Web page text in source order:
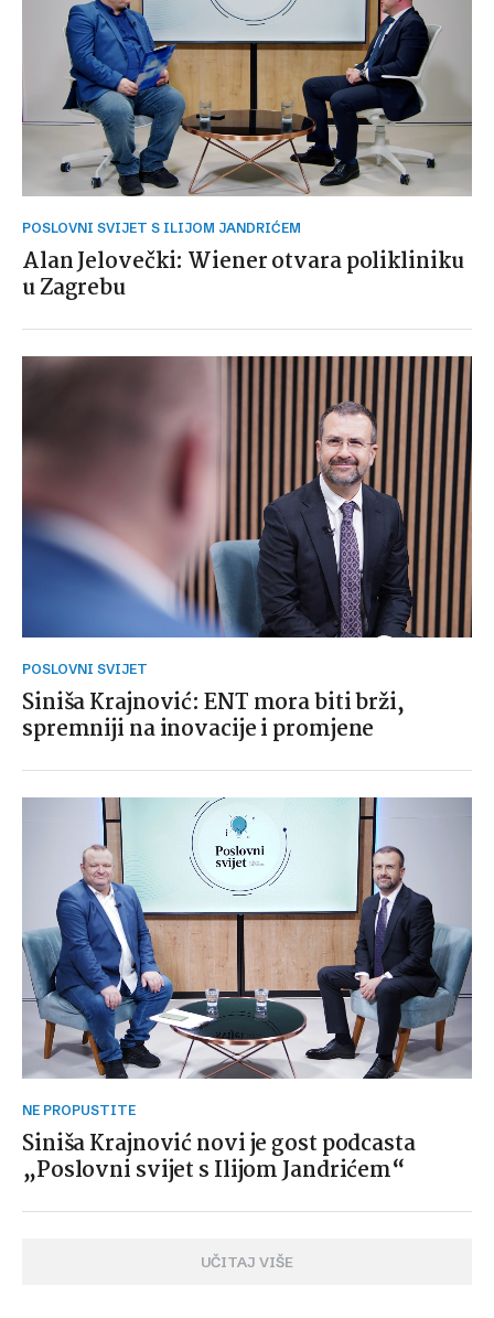
POSLOVNI SVIJET S ILIJOM JANDRIĆEM
Alan Jelovečki: Wiener otvara polikliniku
u Zagrebu
POSLOVNI SVIJET
Siniša Krajnović: ENT mora biti brži,
spremniji na inovacije i promjene
NE PROPUSTITE
Siniša Krajnović novi je gost podcasta
„Poslovni svijet s Ilijom Jandrićem“
UČITAJ VIŠE